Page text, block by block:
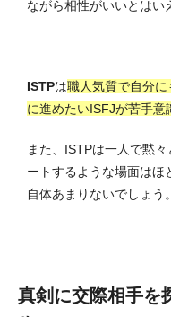
ながら相性がいいとはい
ISTPは職人気質で自分
に進めたいISFJが苦手意
また、ISTPは一人で黙
ートするような場面はほ
自体あまりないでしょう。
真剣に交際相手を